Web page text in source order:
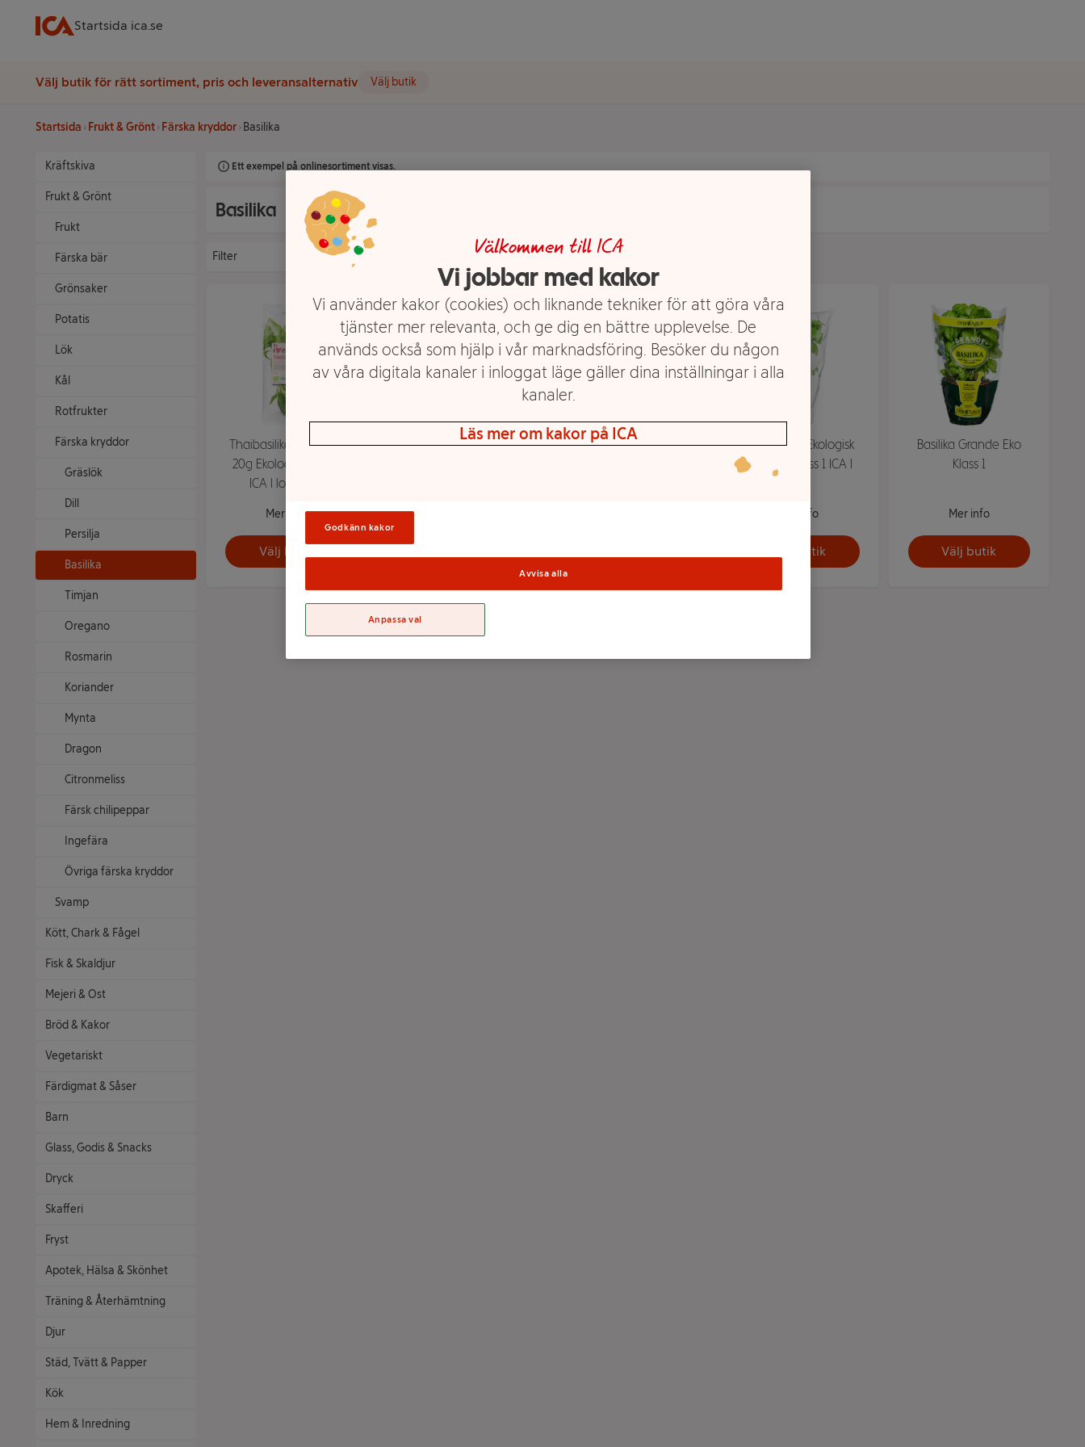
Startsida ica.se
Välj butik för rätt sortiment, pris och leveransalternativ Välj butik
Startsida Frukt & Grönt Färska kryddor Basilika
Kräftskiva
Frukt & Grönt
Frukt
Färska bär
Grönsaker
Potatis
Lök
Kål
Rotfrukter
Färska kryddor
Gräslök
Dill
Persilja
Basilika
Timjan
Oregano
Rosmarin
Koriander
Mynta
Dragon
Citronmeliss
Färsk chilipeppar
Ingefära
Övriga färska kryddor
Svamp
Kött, Chark & Fågel
Fisk & Skaldjur
Mejeri & Ost
Bröd & Kakor
Vegetariskt
Färdigmat & Såser
Barn
Glass, Godis & Snacks
Dryck
Skafferi
Fryst
Apotek, Hälsa & Skönhet
Träning & Återhämtning
Djur
Städ, Tvätt & Papper
Kök
Hem & Inredning
Ett exempel på onlinesortiment visas.
Basilika
Filter
Thaibasilika flowpack
20g Ekologisk Klass 1
ICA I love eco
Mer info
Välj butik
Basilika flowpack 20g
Basilika Ekologisk 1-p
Thaibasilika Ekologisk
1-p KRAV Klass 1 ICA I
Mer info
Välj butik
Basilika Grande Eko
Klass 1
Mer info
Välj butik
Välkommen till ICA
Vi jobbar med kakor
Vi använder kakor (cookies) och liknande tekniker för att göra våra
tjänster mer relevanta, och ge dig en bättre upplevelse. De
används också som hjälp i vår marknadsföring. Besöker du någon
av våra digitala kanaler i inloggat läge gäller dina inställningar i alla
kanaler.
Läs mer om kakor på ICA
Godkänn kakor
Avvisa alla
Anpassa val